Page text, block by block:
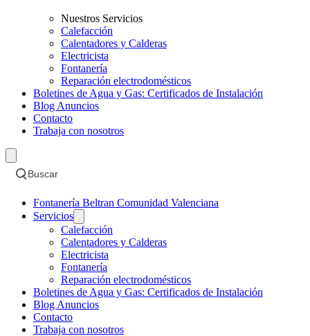
Nuestros Servicios
Calefacción
Calentadores y Calderas
Electricista
Fontanería
Reparación electrodomésticos
Boletines de Agua y Gas: Certificados de Instalación
Blog Anuncios
Contacto
Trabaja con nosotros
Buscar
Fontanería Beltran Comunidad Valenciana
Servicios
Calefacción
Calentadores y Calderas
Electricista
Fontanería
Reparación electrodomésticos
Boletines de Agua y Gas: Certificados de Instalación
Blog Anuncios
Contacto
Trabaja con nosotros